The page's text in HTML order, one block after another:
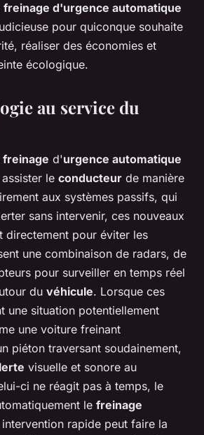
d'urgence automatique
pour quiconque souhaite
réaliser des économies et
écologique.
au service du
d'urgence automatique
le conducteur de manière
aux systèmes passifs, qui
sans intervenir, ces nouveaux
directement pour éviter les
une combinaison de radars, de
pour surveiller en temps réel
du véhicule. Lorsque ces
une situation potentiellement
une voiture freinant
piéton traversant soudainement,
visuelle et sonore au
ci ne réagit pas à temps, le
le freinage
rapide peut faire la